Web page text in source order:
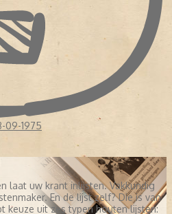
09-1975
laat uw krant inlijsten. Vakkundig
En de lijst zelf? Die is van
keuze uit zes typen houten lijsten: